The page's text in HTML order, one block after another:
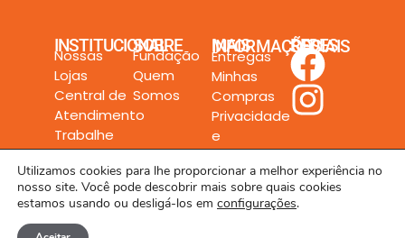
INSTITUCIONAL
Nossas
Lojas
Central de
Atendimento
Trabalhe
Conosco
SOBRE
Fundação
Quem
Somos
MAIS INFORMAÇÕES
Entregas
Minhas
Compras
Privacidade
e
Segurança
REDES SOCIAIS
Utilizamos cookies para lhe proporcionar a melhor experiência no
nosso site. Você pode descobrir mais sobre quais cookies
estamos usando ou desligá-los em configurações.